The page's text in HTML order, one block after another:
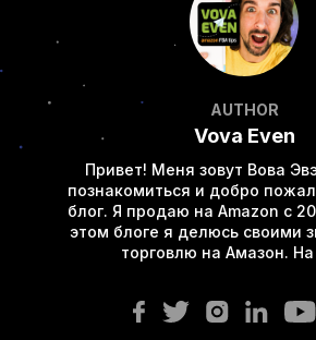
AUTHOR
Vova Even
Привет! Меня зовут Вова
познакомиться и добро
блог. Я продаю на Amazon с
этом блоге я делюсь своими
торговлю на Амазон. На